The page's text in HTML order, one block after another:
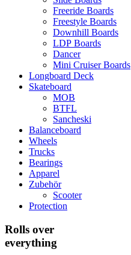
Freeride Boards
Freestyle Boards
Downhill Boards
LDP Boards
Dancer
Mini Cruiser Boards
Longboard Deck
Skateboard
MOB
BTFL
Sancheski
Balanceboard
Wheels
Trucks
Bearings
Apparel
Zubehör
Scooter
Protection
Rolls over
everything